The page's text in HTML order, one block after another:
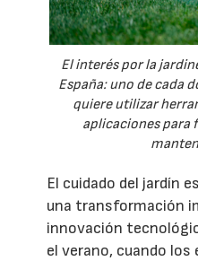
El interés por la
España: uno de cada
quiere utilizar
aplicaciones para
El cuidado del jardín
una transformación
innovación
el verano, cuando los